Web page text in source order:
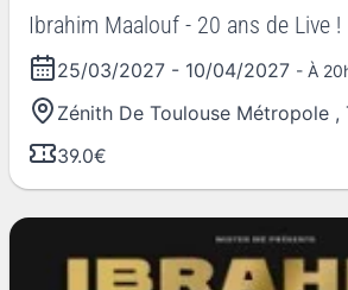
Ibrahim Maalouf - 20 ans de Live !
25/03/2027 - 10/04/2027 - À
Zénith De Toulouse Métropole ,
39.0€